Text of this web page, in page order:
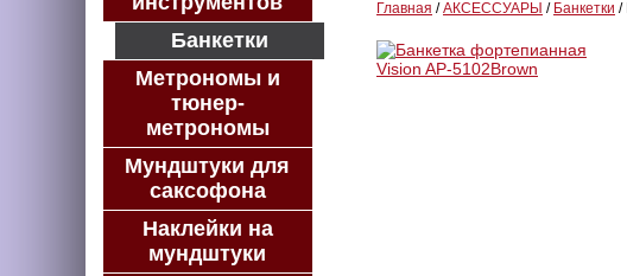
Главная /АКСЕССУАРЫ / Банкетки /
Банкетки
Метрономы и
тюнер-
метрономы
Мундштуки для
саксофона
Наклейки на
мундштуки